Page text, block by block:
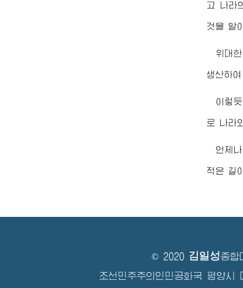
고 나라
것을 알
위대한
생산하
이렇듯
로 나라
언제
적은 길
© 2020 김일성종합
조선민주주의인민공화국 평양시